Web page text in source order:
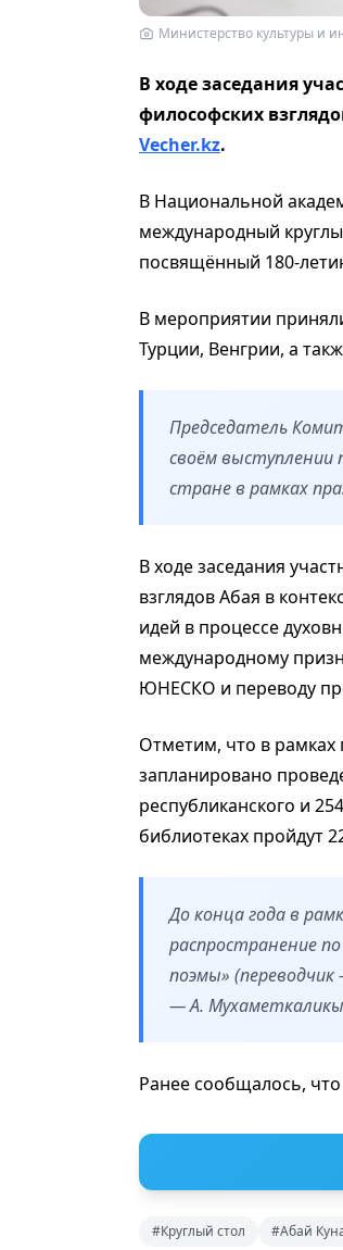
Министерство культуры и
В ходе заседания
философских
Vecher.kz.
В Национальной
международный
посвящённый 180-
В мероприятии
Турции, Венгрии, а
Председатель
своём выступлении
стране в рамках
В ходе заседания
взглядов Абая в
идей в процессе
международному
ЮНЕСКО и переводу
Отметим, что в рамках
запланировано
республиканского и
библиотеках пройдут
До конца года в
распространение
поэмы»
— А.
Ранее сообщалось,
#Круглый стол #Абай